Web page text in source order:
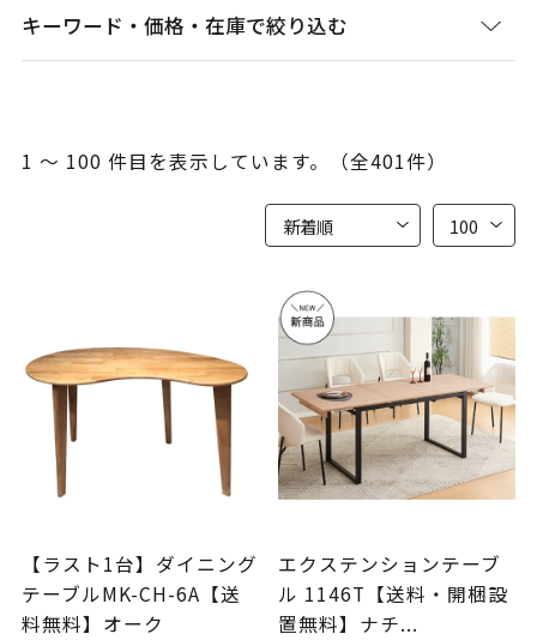
キーワード・価格・在庫で絞り込む
1 ～ 100 件目を表示しています。（全401件）
【ラスト1台】ダイニング
テーブルMK-CH-6A【送
料無料】オーク
エクステンションテーブ
ル 1146T【送料・開梱設
置無料】ナチ...